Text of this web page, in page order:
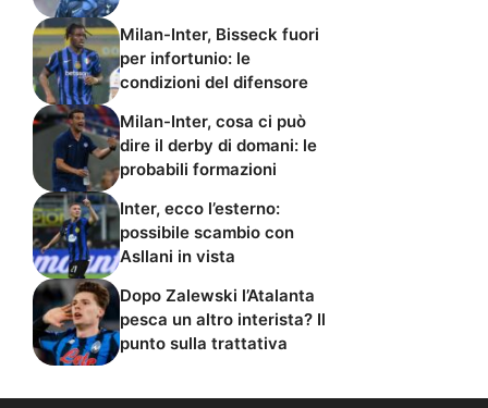
Milan-Inter, Bisseck fuori
per infortunio: le
condizioni del difensore
Milan-Inter, cosa ci può
dire il derby di domani: le
probabili formazioni
Inter, ecco l’esterno:
possibile scambio con
Asllani in vista
Dopo Zalewski l’Atalanta
pesca un altro interista? Il
punto sulla trattativa